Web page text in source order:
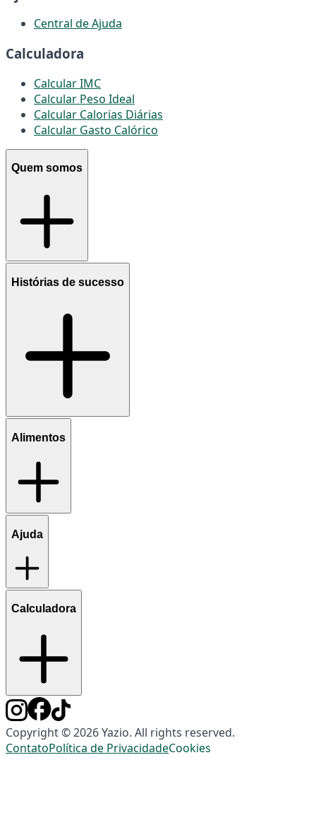
Central de Ajuda
Calculadora
Calcular IMC
Calcular Peso Ideal
Calcular Calorias Diárias
Calcular Gasto Calórico
Quem somos
Histórias de sucesso
Alimentos
Ajuda
Calculadora
Copyright © 2026 Yazio. All rights reserved.
ContatoPolítica de PrivacidadeCookies